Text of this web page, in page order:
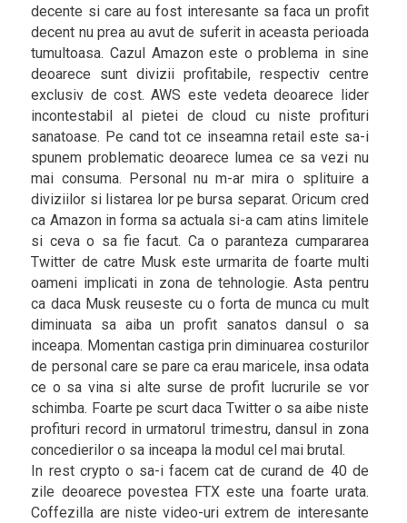
decente si care au fost interesante sa faca un profit
decent nu prea au avut de suferit in aceasta perioada
tumultoasa. Cazul Amazon este o problema in sine
deoarece sunt divizii profitabile, respectiv centre
exclusiv de cost. AWS este vedeta deoarece lider
incontestabil al pietei de cloud cu niste profituri
sanatoase. Pe cand tot ce inseamna retail este sa-i
spunem problematic deoarece lumea ce sa vezi nu
mai consuma. Personal nu m-ar mira o splituire a
diviziilor si listarea lor pe bursa separat. Oricum cred
ca Amazon in forma sa actuala si-a cam atins limitele
si ceva o sa fie facut. Ca o paranteza cumpararea
Twitter de catre Musk este urmarita de foarte multi
oameni implicati in zona de tehnologie. Asta pentru
ca daca Musk reuseste cu o forta de munca cu mult
diminuata sa aiba un profit sanatos dansul o sa
inceapa. Momentan castiga prin diminuarea costurilor
de personal care se pare ca erau maricele, insa odata
ce o sa vina si alte surse de profit lucrurile se vor
schimba. Foarte pe scurt daca Twitter o sa aibe niste
profituri record in urmatorul trimestru, dansul in zona
concedierilor o sa inceapa la modul cel mai brutal.
In rest crypto o sa-i facem cat de curand de 40 de
zile deoarece povestea FTX este una foarte urata.
Coffezilla are niste video-uri extrem de interesante